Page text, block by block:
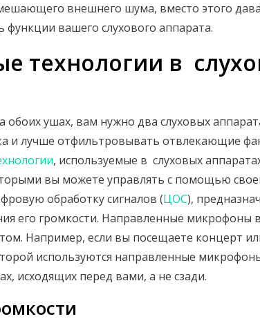
внешнего шума, вместо этого
функции вашего слухового аппарата.
технологии в
обоих ушах, вам нужно два слуховых
и лучше отфильтровывать отвлекающие
, используемые в слуховых
вы можете управлять с помощью
обработку сигналов (ЦОС),
его громкости. Направленные микрофоны
Например, если вы посещаете концерт
используются направленные
исходящих перед вами, а не сзади.